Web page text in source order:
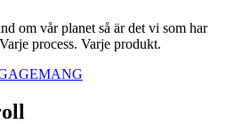
om vår planet så är det vi som har
process. Varje produkt.